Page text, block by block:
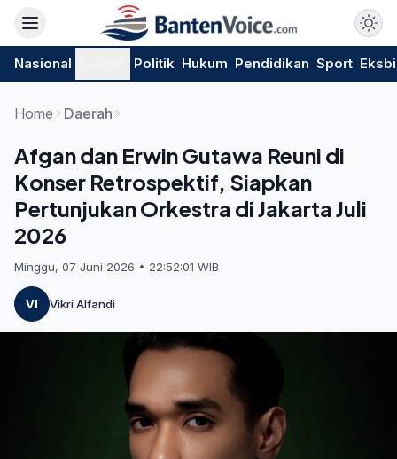
Nasional Politik Hukum Pendidikan Sport
Home Daerah
Afgan dan Erwin Gutawa Reuni di
Konser Retrospektif, Siapkan
Pertunjukan Orkestra di Jakarta Juli
2026
Minggu, 07 Juni 2026 • 22:52:01 WIB
VI Vikri Alfandi